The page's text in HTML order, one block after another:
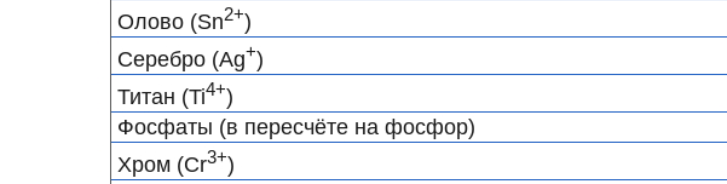
Олово (Sn2+)
Серебро (Ag+)
Титан (Ti4+)
Фосфаты (в пересчёте на фосфор)
Хром (Cr3+)